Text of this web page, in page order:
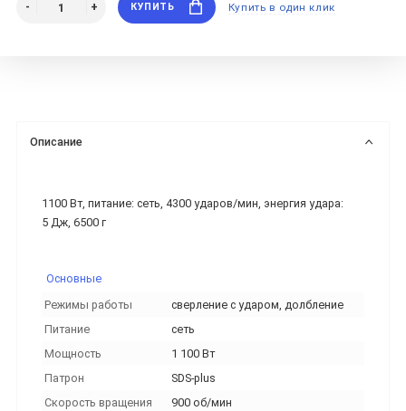
КУПИТЬ Купить в один клик
Описание
1100 Вт, питание: сеть, 4300 ударов/мин, энергия удара:
5 Дж, 6500 г
Основные
Режимы работы
сверление с ударом, долбление
Питание
сеть
Мощность
1 100 Вт
Патрон
SDS-plus
Скорость вращения
900 об/мин